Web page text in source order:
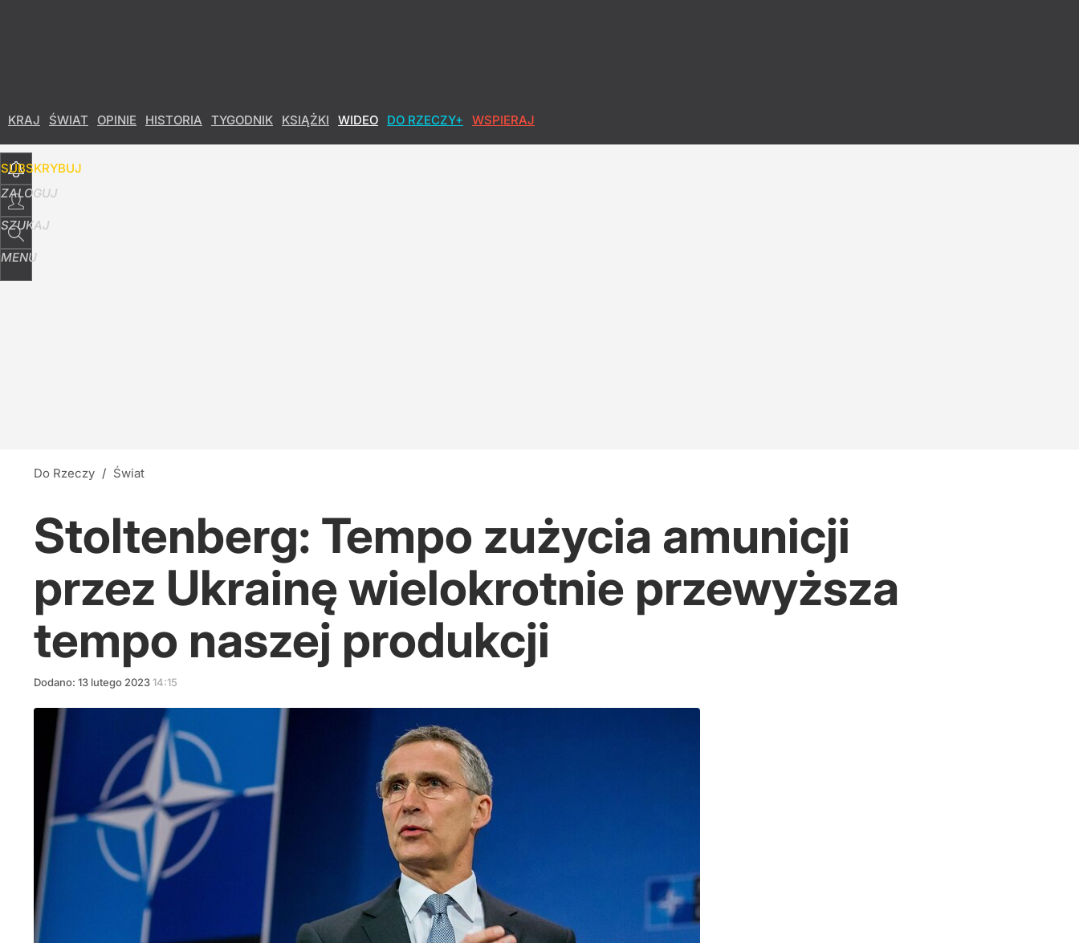
KRAJ ŚWIAT OPINIE HISTORIA TYGODNIK KSIĄŻKI WIDEO DO RZECZY+ WSPIERAJ
SUBSKRYBUJ
ZALOGUJ
SZUKAJ
MENU
Do Rzeczy / Świat
Stoltenberg: Tempo zużycia amunicji
przez Ukrainę wielokrotnie przewyższa
tempo naszej produkcji
Dodano: 13 lutego 202314:15